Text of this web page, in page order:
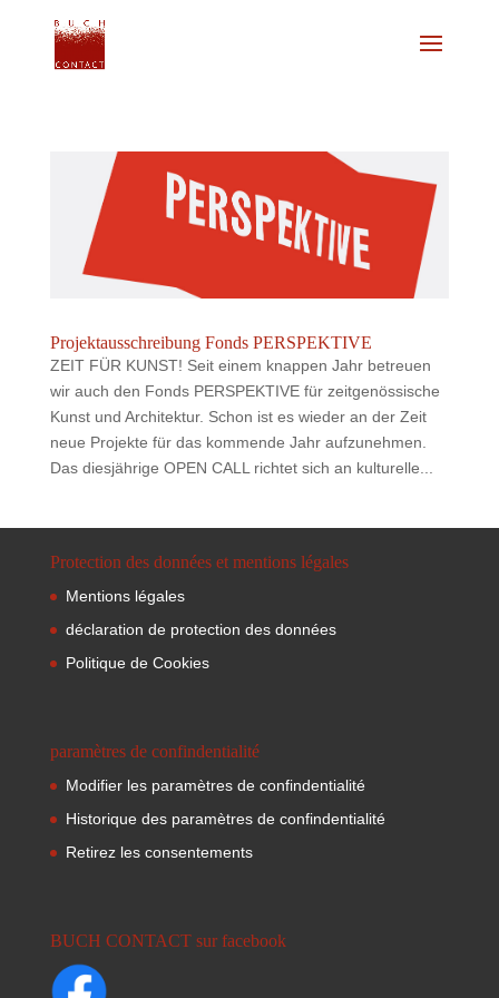
Projektausschreibung Fonds PERSPEKTIVE
ZEIT FÜR KUNST! Seit einem knappen Jahr betreuen
wir auch den Fonds PERSPEKTIVE für zeitgenössische
Kunst und Architektur. Schon ist es wieder an der Zeit
neue Projekte für das kommende Jahr aufzunehmen.
Das diesjährige OPEN CALL richtet sich an kulturelle...
Protection des données et mentions légales
Mentions légales
déclaration de protection des données
Politique de Cookies
paramètres de confindentialité
Modifier les paramètres de confindentialité
Historique des paramètres de confindentialité
Retirez les consentements
BUCH CONTACT sur facebook